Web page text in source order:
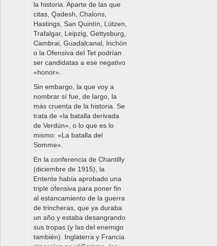
la historia. Aparte de las que
citas, Qadesh, Chalons,
Hastings, San Quintín, Lützen,
Trafalgar, Leipzig, Gettysburg,
Cambrai, Guadalcanal, Inchón
o la Ofensiva del Tet podrían
ser candidatas a ese negativo
«honor».
Sin embargo, la que voy a
nombrar sí fue, de largo, la
más cruenta de la historia. Se
trata de «la batalla derivada
de Verdún», o lo que es lo
mismo: «La batalla del
Somme».
En la conferencia de Chantilly
(diciembre de 1915), la
Entente había aprobado una
triple ofensiva para poner fin
al estancamiento de la guerra
de trincheras, que ya duraba
un año y estaba desangrando
sus tropas (y las del enemigo
también). Inglaterra y Francia